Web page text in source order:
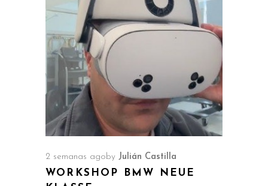
2 semanas ago by Julián Castilla
WORKSHOP BMW NEUE